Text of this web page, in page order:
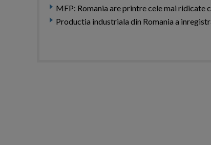
MFP: Romania are printre cele mai ridicate
Productia industriala din Romania a